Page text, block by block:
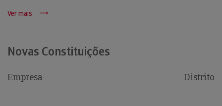
Ver mais
Novas Constituições
Empresa Distrito